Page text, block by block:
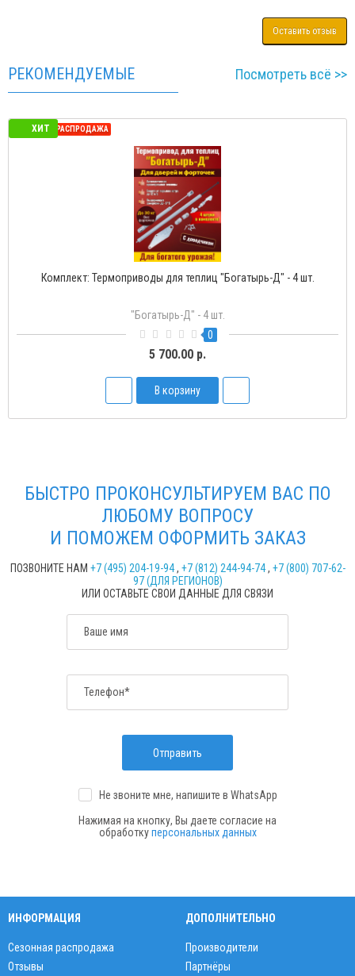
Оставить отзыв
РЕКОМЕНДУЕМЫЕ Посмотреть всё >>
ХИТ
СЕЗОННАЯ РАСПРОДАЖА
Комплект: Термоприводы для теплиц "Богатырь-Д" - 4 шт.
"Богатырь-Д" - 4 шт.
0
5 700.00 р.
В корзину
БЫСТРО ПРОКОНСУЛЬТИРУЕМ ВАС ПО
ЛЮБОМУ ВОПРОСУ
И ПОМОЖЕМ ОФОРМИТЬ ЗАКАЗ
ПОЗВОНИТЕ НАМ +7 (495) 204-19-94, +7 (812) 244-94-74, +7 (800) 707-62-
97 (ДЛЯ РЕГИОНОВ)
ИЛИ ОСТАВЬТЕ СВОИ ДАННЫЕ ДЛЯ СВЯЗИ
Ваше имя
Телефон*
Отправить
Не звоните мне, напишите в WhatsApp
Нажимая на кнопку, Вы даете согласие на
обработкуперсональных данных
ИНФОРМАЦИЯ
Сезонная распродажа
Отзывы
ДОПОЛНИТЕЛЬНО
Производители
Партнёры